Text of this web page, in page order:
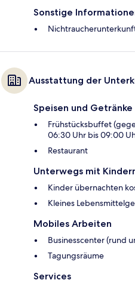
Sonstige
Ausstattung der
Speisen und Getränke
Frühstücksbuffet
06:30 Uhr bis 09:00
Restaurant
Unterwegs mit
Kinder übernachten
Kleines
Mobiles Arbeiten
Businesscenter (rund
Tagungsräume
Services